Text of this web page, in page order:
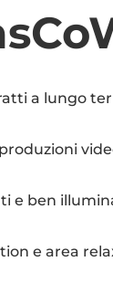
a lungo
e ben
e area